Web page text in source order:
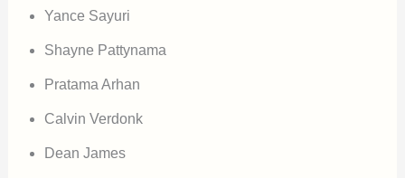
Yance Sayuri
Shayne Pattynama
Pratama Arhan
Calvin Verdonk
Dean James